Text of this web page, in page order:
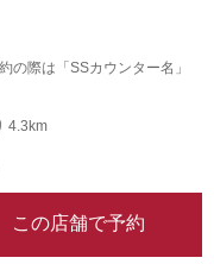
際は「SSカウンター名」
4.3km
この店舗で予約